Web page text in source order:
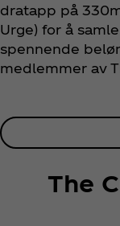
dratapp på
Urge) for å
spennende
medlemmer av
The